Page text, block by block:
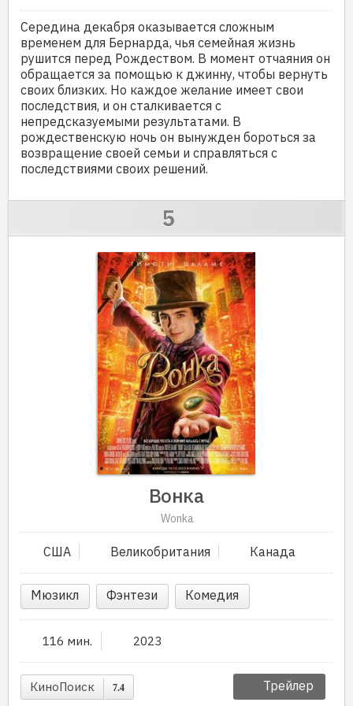
Середина декабря оказывается сложным
временем для Бернарда, чья семейная жизнь
рушится перед Рождеством. В момент отчаяния он
обращается за помощью к джинну, чтобы вернуть
своих близких. Но каждое желание имеет свои
последствия, и он сталкивается с
непредсказуемыми результатами. В
рождественскую ночь он вынужден бороться за
возвращение своей семьи и справляться с
последствиями своих решений.
Вонка
Wonka
США Великобритания Канада
Мюзикл Фэнтези Комедия
116 мин. 2023
КиноПоиск 7.4 Трейлер